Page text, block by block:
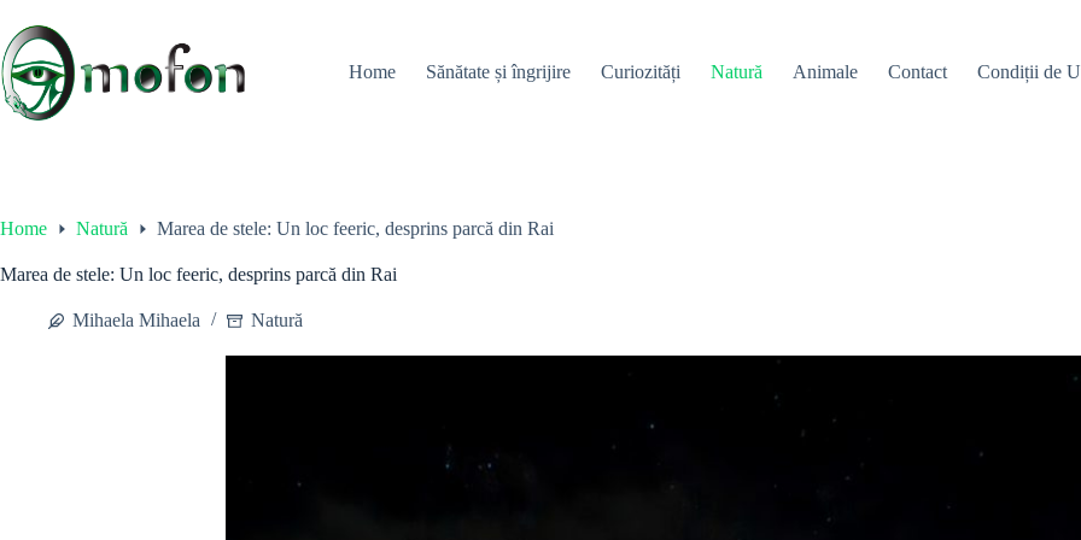
content
Home
Sănătate și îngrijire Curiozități Natură Animale Contact Condiții de
Home Natură Marea de stele: Un loc feeric, desprins parcă din Rai
Marea de stele: Un loc feeric, desprins parcă din Rai
Mihaela Mihaela Natură